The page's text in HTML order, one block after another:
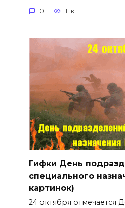
0 1.1к.
Гифки День
специального
картинок)
24 октября отмечается